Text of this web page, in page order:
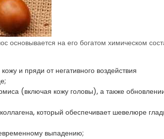
основывается на его богатом химическом
и пряди от негативного воздействия
(включая кожу головы), а также
который обеспечивает шевелюре
выпадению;